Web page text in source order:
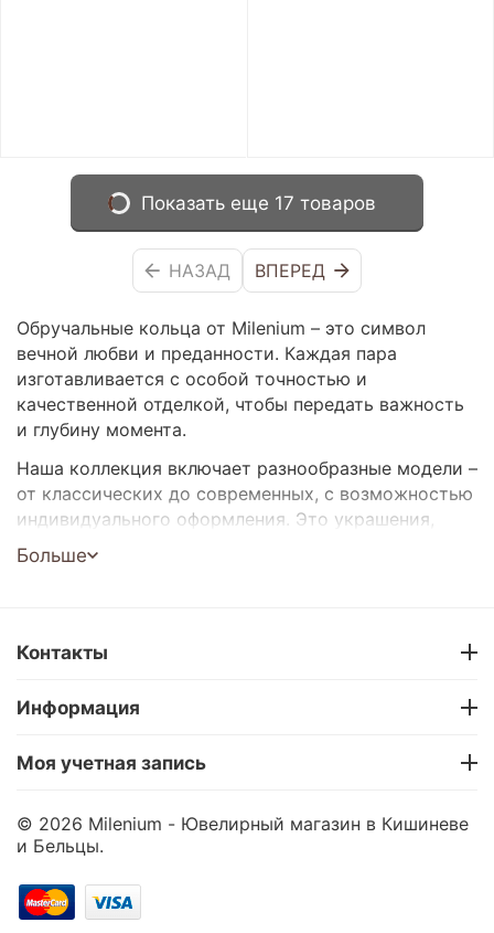
Обручальные кольца от Milenium – это символ
вечной любви и преданности. Каждая пара
изготавливается с особой точностью и
качественной отделкой, чтобы передать важность
и глубину момента.
Наша коллекция включает разнообразные модели –
от классических до современных, с возможностью
индивидуального оформления. Это украшения,
которые будут радовать каждый день и останутся
с вами на всю жизнь.
Возможность покупки в рассрочку 0%
Выберите обручальные кольца, которые расскажут
Больше
Показать еще 17 товаров
НАЗАД ВПЕРЕД
Контакты
Информация
Моя учетная запись
© 2026 Milenium - Ювелирный магазин в Кишиневе
и Бельцы.